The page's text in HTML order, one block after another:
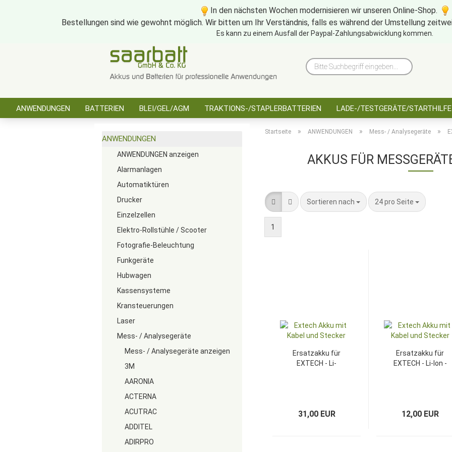
10 Jahre saarbatt
Bitte
In den nächsten Wochen modernisieren wir unseren Online-Shop.
Bestellungen sind wie gewohnt möglich. Wir bitten um Ihr Verständnis, falls es während der Umstellung
Es kann zu einem Ausfall der Paypal-Zahlungsabwicklung kommen.
ANWENDUNGEN BATTERIEN BLEI/GEL/AGM TRAKTIONS-/STAPLERBATTERIEN LADE-/TESTGERÄTE/STARTHILFE
Startseite » ANWENDUNGEN » Mess- / Analysegeräte »
AKKUS FÜR
Sortieren nach
Sortieren nach 24 pro Seite
pro Seite
1
Ersatzakku für
EXTECH - Li-
31,00 EUR
Ersatzakku für
EXTECH - Li-Ion -
12,00 EUR
ANWENDUNGEN
ANWENDUNGEN anzeigen
Alarmanlagen
Automatiktüren
Drucker
Einzelzellen
Elektro-Rollstühle / Scooter
Fotografie-Beleuchtung
Funkgeräte
Hubwagen
Kassensysteme
Kransteuerungen
Laser
Mess- / Analysegeräte
Mess- / Analysegeräte anzeigen
3M
AARONIA
ACTERNA
ACUTRAC
ADDITEL
ADIRPRO